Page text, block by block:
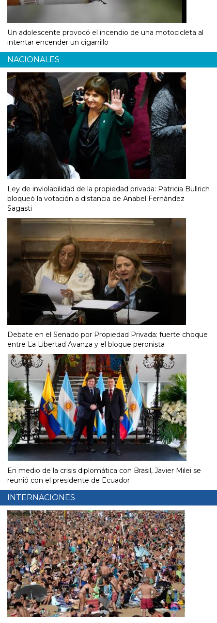
Un adolescente provocó el incendio de una motocicleta al
intentar encender un cigarrillo
NACIONALES
Ley de inviolabilidad de la propiedad privada: Patricia Bullrich
bloqueó la votación a distancia de Anabel Fernández
Sagasti
Debate en el Senado por Propiedad Privada: fuerte choque
entre La Libertad Avanza y el bloque peronista
En medio de la crisis diplomática con Brasil, Javier Milei se
reunió con el presidente de Ecuador
INTERNACIONES